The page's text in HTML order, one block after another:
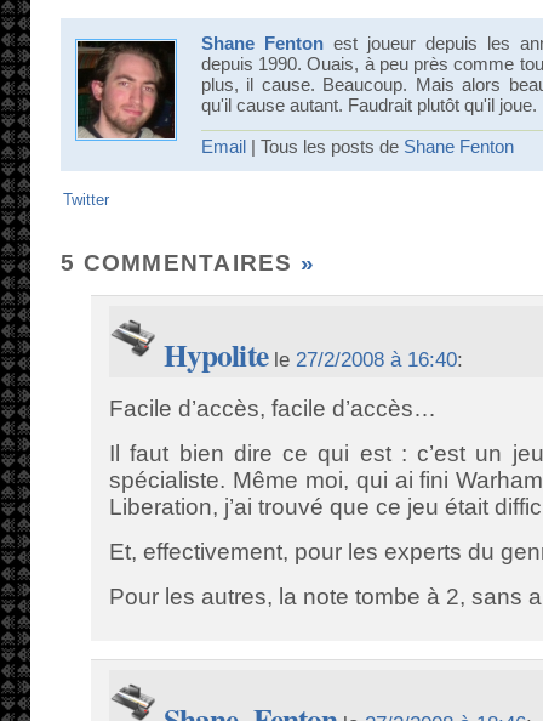
Shane Fenton est joueur depuis les
depuis 1990. Ouais, à peu près comme
plus, il cause. Beaucoup. Mais alors
qu'il cause autant. Faudrait plutôt qu'il joue.
Email | Tous les posts de Shane Fenton
Twitter
5 COMMENTAIRES »
Hypolitele 27/2/2008 à 16:40:
Facile d’accès, facile d’accès…
Il faut bien dire ce qui est : c’est un
spécialiste. Même moi, qui ai fini
Liberation, j’ai trouvé que ce jeu était
Et, effectivement, pour les experts du
Pour les autres, la note tombe à 2, sans